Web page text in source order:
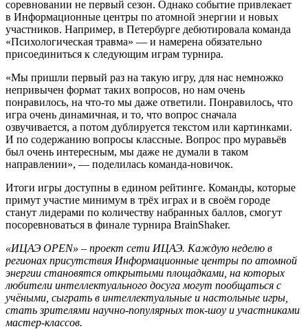
соревновании не первый сезон. Однако событие привлекает
в Информационные центры по атомной энергии и новых
участников. Например, в Петербурге дебютировала команда
«Психологическая травма» — и намерена обязательно
присоединиться к следующим играм турнира.
«Мы пришли первый раз на такую игру, для нас немножко
непривычен формат таких вопросов, но нам очень
понравилось, на что-то мы даже ответили. Понравилось, что
игра очень динамичная, и то, что вопрос сначала
озвучивается, а потом дублируется текстом или картинками.
И по содержанию вопросы классные. Вопрос про муравьёв
был очень интересным, мы даже не думали в таком
направлении», — поделилась команда-новичок.
Итоги игры доступны в едином рейтинге. Команды, которые
примут участие минимум в трёх играх и в своём городе
станут лидерами по количеству набранных баллов, смогут
посоревноваться в финале турнира BrainShaker.
«ИЦАЭ OPEN» – проект сети ИЦАЭ. Каждую неделю в
регионах присутствия Информационные центры по атомной
энергии становятся открытыми площадками, на которых
любители интеллектуального досуга могут пообщаться с
учёными, сыграть в интеллектуальные и настольные игры,
стать зрителями научно-популярных ток-шоу и участниками
мастер-классов.